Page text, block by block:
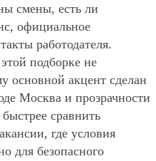
смены, есть ли
официальное
работодателя.
подборке не
основной акцент сделан
Москва и прозрачности
сравнить
где условия
для безопасного